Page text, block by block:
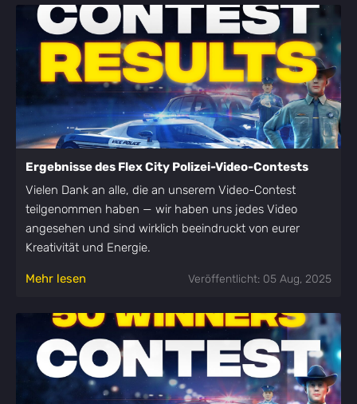
Ergebnisse des Flex City Polizei-Video-Contests
Vielen Dank an alle, die an unserem Video-Contest
teilgenommen haben — wir haben uns jedes Video
angesehen und sind wirklich beeindruckt von eurer
Kreativität und Energie.
Mehr lesen Veröffentlicht: 05 Aug, 2025